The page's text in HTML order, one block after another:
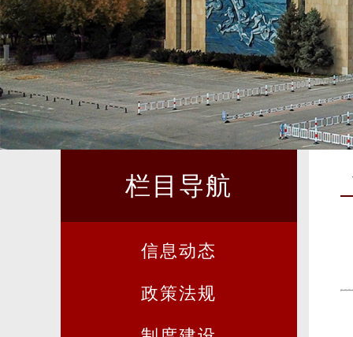
栏目导航
信息动态
政策法规